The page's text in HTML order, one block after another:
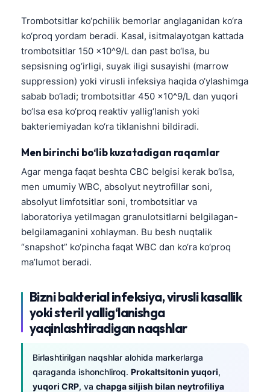
Trombotsitlar ko‘pchilik bemorlar anglaganidan ko‘ra
ko‘proq yordam beradi. Kasal, isitmalayotgan kattada
trombotsitlar 150 x10^9/L dan past bo‘lsa, bu
sepsisning og‘irligi, suyak iligi susayishi (marrow
suppression) yoki virusli infeksiya haqida o‘ylashimga
sabab bo‘ladi; trombotsitlar 450 x10^9/L dan yuqori
bo‘lsa esa ko‘proq reaktiv yallig‘lanish yoki
bakteriemiyadan ko‘ra tiklanishni bildiradi.
Men birinchi bo‘lib kuzatadigan raqamlar
Agar menga faqat beshta CBC belgisi kerak bo‘lsa,
men umumiy WBC, absolyut neytrofillar soni,
absolyut limfotsitlar soni, trombotsitlar va
laboratoriya yetilmagan granulotsitlarni belgilagan-
belgilamaganini xohlayman. Bu besh nuqtalik
“snapshot” ko‘pincha faqat WBC dan ko‘ra ko‘proq
ma’lumot beradi.
Bizni bakterial infeksiya, virusli kasallik
yoki steril yallig‘lanishga
yaqinlashtiradigan naqshlar
Birlashtirilgan naqshlar alohida markerlarga
qaraganda ishonchliroq. Prokaltsitonin yuqori,
yuqori CRP, va chapga siljish bilan neytrofiliya
Afrikaans
Монгол
Basa Jawa
Cebuano
Кыргызча
Татар теле
Беларуская мова
Esperanto
Frysk